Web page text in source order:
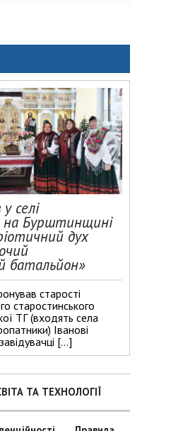
селі
на Бурштинщині
дух
батальйон»
старості
старостинського
ТГ (входять села
Іванові
[…]
ТА ТЕХНОЛОГІЇ